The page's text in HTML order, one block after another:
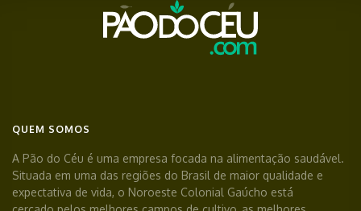
QUEM SOMOS
A Pão do Céu é uma empresa focada na alimentação saudável.
Situada em uma das regiões do Brasil de maior qualidade e
expectativa de vida, o Noroeste Colonial Gaúcho está